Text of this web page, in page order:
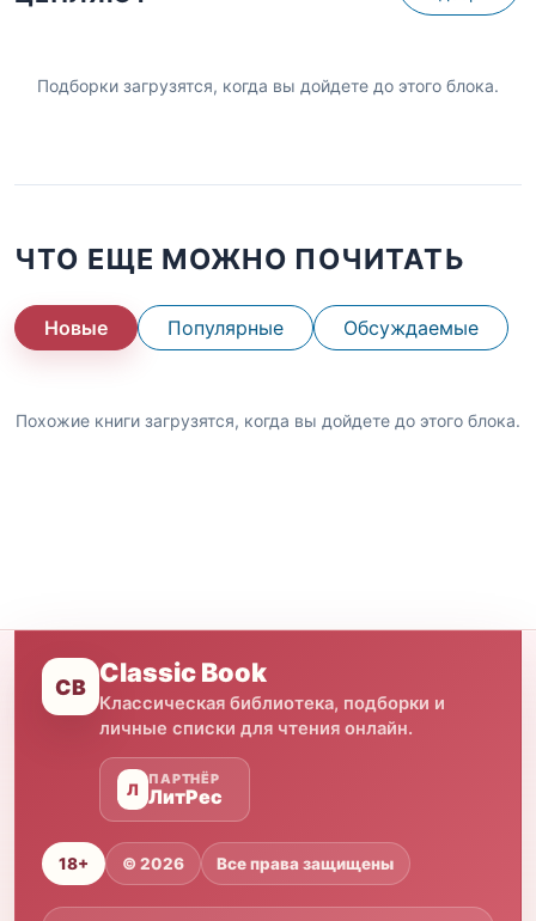
Подборки загрузятся, когда вы дойдете до этого блока.
ЧТО ЕЩЕ МОЖНО ПОЧИТАТЬ
Новые Популярные Обсуждаемые
Похожие книги загрузятся, когда вы дойдете до этого блока.
CB Classic Book
Классическая библиотека, подборки и
личные списки для чтения онлайн.
Л
ПАРТНЁР
ЛитРес
18+ © 2026 Все права защищены